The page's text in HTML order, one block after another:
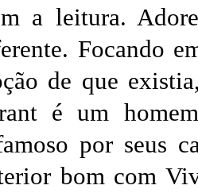
a leitura.
Focando
de que
é um
por seus
bom com